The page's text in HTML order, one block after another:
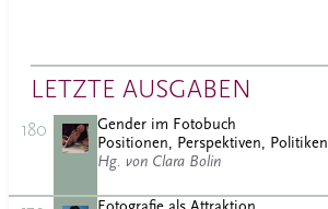
LETZTE AUSGABEN
180
Gender im Fotobuch
Positionen, Perspektiven, Politiken
Hg. von Clara Bolin